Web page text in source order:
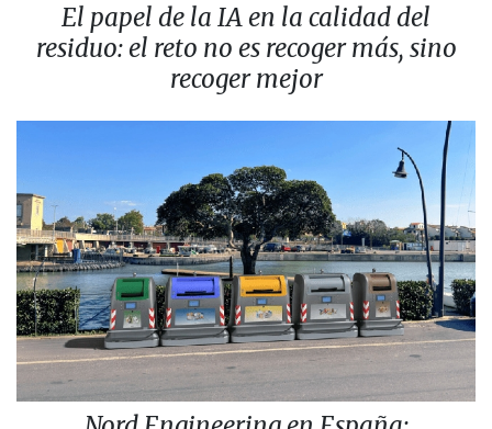
El papel de la IA en la calidad del
residuo: el reto no es recoger más, sino
recoger mejor